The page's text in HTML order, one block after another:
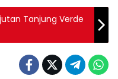
Tanjung Verde